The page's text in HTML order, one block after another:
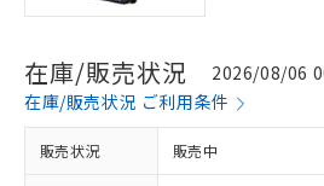
在庫/販売状況
2026/08/06
在庫/販売状況 ご利用条件
販売状況 販売中